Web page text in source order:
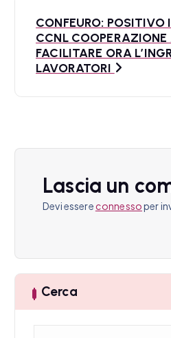
i
CONFEURO: POSITIVO
CCNL
FACILITARE ORA
LAVORATORI
Lascia un
Devi essereconnessoper
Cerca